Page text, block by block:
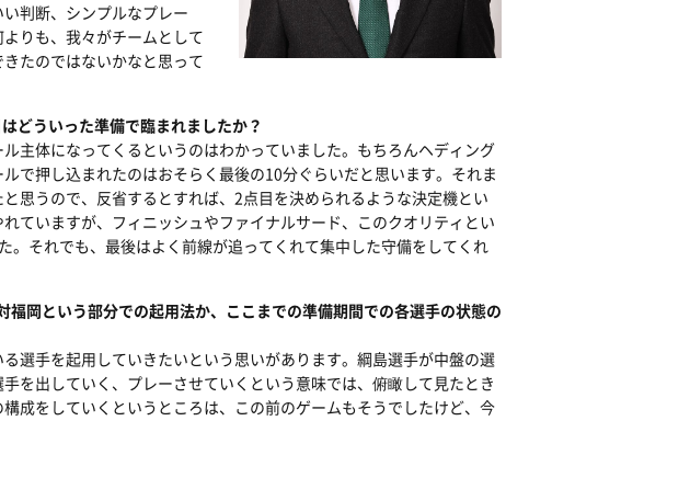
判断、シンプルなプレー
りも、我々がチームとして
たのではないかなと思って
どういった準備で臨まれましたか？
主体になってくるというのはわかっていました。もちろんヘディング
で押し込まれたのはおそらく最後の10分ぐらいだと思います。それま
思うので、反省するとすれば、2点目を決められるような決定機とい
ていますが、フィニッシュやファイナルサード、このクオリティとい
それでも、最後はよく前線が追ってくれて集中した守備をしてくれ
岡という部分での起用法か、ここまでの準備期間での各選手の状態の
選手を起用していきたいという思いがあります。綱島選手が中盤の選
を出していく、プレーさせていくという意味では、俯瞰して見たとき
成をしていくというところは、この前のゲームもそうでしたけど、今